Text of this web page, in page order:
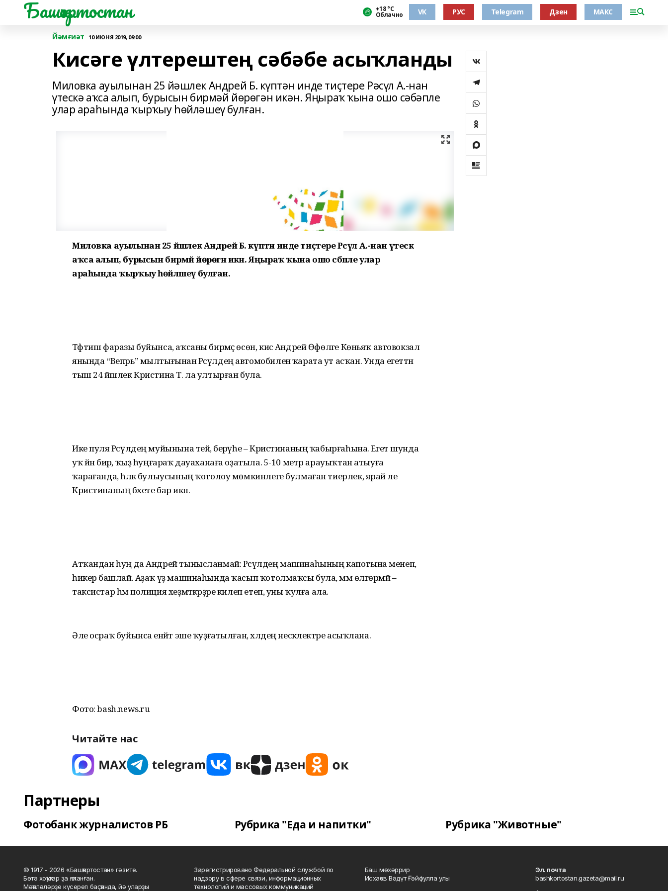
Башҡортостан +18 °С
Облачно VK РУС Telegram Дзен МАКС
Йәмғиәт 10 ИЮНЯ 2019, 09:00
Кисәге үлтерештең сәбәбе асыҡланды
Миловка ауылынан 25 йәшлек Андрей Б. күптән инде тиҫтере Рәсүл А.-нан
үтескә аҡса алып, бурысын бирмәй йөрөгән икән. Яңыраҡ ҡына ошо сәбәпле
улар араһында ҡырҡыу һөйләшеү булған.
Миловка ауылынан 25 йәшлек Андрей Б. күптән инде тиҫтере Рәсүл А.-нан үтескә
аҡса алып, бурысын бирмәй йөрөгән икән. Яңыраҡ ҡына ошо сәбәпле улар
араһында ҡырҡыу һөйләшеү булған.
Тәфтиш фаразы буйынса, аҡсаны бирмәҫ өсөн, кисә Андрей Өфөләге Көньяҡ автовокзал
янында “Вепрь” мылтығынан Рәсүлдең автомобиленә ҡарата ут асҡан. Унда егеттән
тыш 24 йәшлек Кристина Т. ла ултырған була.
Ике пуля Рәсүлдең муйынына тейә, берәүһе – Кристинаның ҡабырғаһына. Егет шунда
уҡ йән бирә, ҡыҙ һуңғараҡ дауаханаға оҙатыла. 5-10 метр арауыҡтан атыуға
ҡарағанда, һәләк булыусының ҡотолоу мөмкинлеге булмаған тиерлек, ярай әле
Кристинаның бәхете бар икән.
Атҡандан һуң да Андрей тынысланмай: Рәсүлдең машинаһының капотына менеп,
һикерә башлай. Аҙаҡ үҙ машинаһында ҡасып ҡотолмаҡсы була, әммә өлгөрмәй –
таксистар һәм полиция хеҙмәткәрҙәре килеп етеп, уны ҡулға ала.
Әле осраҡ буйынса енәйәт эше ҡуҙғатылған, хәлдең нескәлектәре асыҡлана.
Фото: bash.news.ru
Читайте нас
Партнеры
Фотобанк журналистов РБ Рубрика "Еда и напитки" Рубрика "Животные"
© 1917 - 2026 «Башҡортостан» гәзите.
Бөтә хоҡуҡтар ҙа яҡланған.
Мәҡәләләрҙе күсереп баҫҡанда, йә уларҙы
Зарегистрировано Федеральной службой по
надзору в сфере связи, информационных
технологий и массовых коммуникаций
Баш мөхәррир
Исхаҡов Вәдүт Ғәйфулла улы
Эл. почта
bashkortostan.gazeta@mail.ru